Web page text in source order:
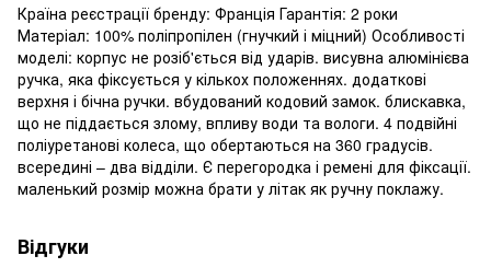
Країна реєстрації бренду: Франція Гарантія: 2 роки
Матеріал: 100% поліпропілен (гнучкий і міцний) Особливості
моделі: корпус не розіб'ється від ударів. висувна алюмінієва
ручка, яка фіксується у кількох положеннях. додаткові
верхня і бічна ручки. вбудований кодовий замок. блискавка,
що не піддається злому, впливу води та вологи. 4 подвійні
поліуретанові колеса, що обертаються на 360 градусів.
всередині – два відділи. Є перегородка і ремені для фіксації.
маленький розмір можна брати у літак як ручну поклажу.
Відгуки